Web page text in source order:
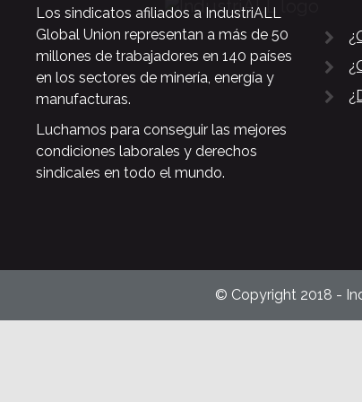
Los sindicatos afiliados a IndustriALL
Global Union representan a más de 50
millones de trabajadores en 140 países
en los sectores de minería, energía y
manufacturas.
Luchamos para conseguir las mejores
condiciones laborales y derechos
sindicales en todo el mundo.
© Copyright 2018 -